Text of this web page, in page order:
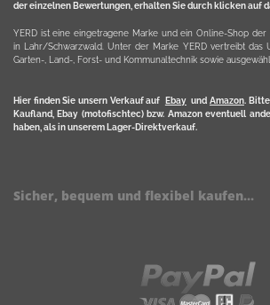
der einzelnen Bewertungen, erhalten Sie durch klicken auf
YERD ist eine eingetragene Marke und ein Online-Shop der
in Lahr/Schwarzwald. Unter der Marke YERD vertreibt das
Garten-, Land-, Forst- und Kommunaltechnik sowie
Hier finden Sie unsern Verkauf auf Ebayund Amazon.
Kaufland, Ebay (motofischtec) bzw. Amazon eventuell
haben, als in unserem Lager-Direktverkauf.
Sicher, bequem und flexibel kaufen...